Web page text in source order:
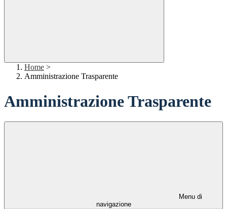
Home >
Amministrazione Trasparente
Amministrazione Trasparente
Menu di
navigazione